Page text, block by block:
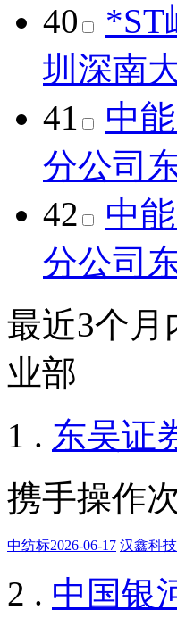
40
*ST
圳深南
41
中
分公司
42
中
分公司
最近3个月
业部
1 . 东吴证
携手操作
中纺标2026-06-17 汉鑫科
2 . 中国银